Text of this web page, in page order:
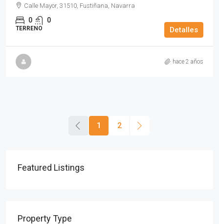
Calle Mayor, 31510, Fustiñana, Navarra
0 0
TERRENO Detalles
hace 2 años
1 2
Featured Listings
Property Type